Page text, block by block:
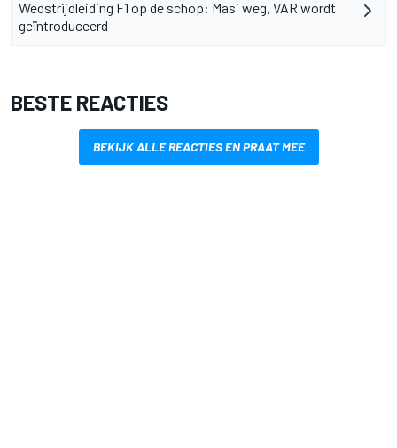
Wedstrijdleiding F1 op de schop: Masi weg, VAR wordt
geïntroduceerd
BESTE REACTIES
BEKIJK ALLE REACTIES EN PRAAT MEE